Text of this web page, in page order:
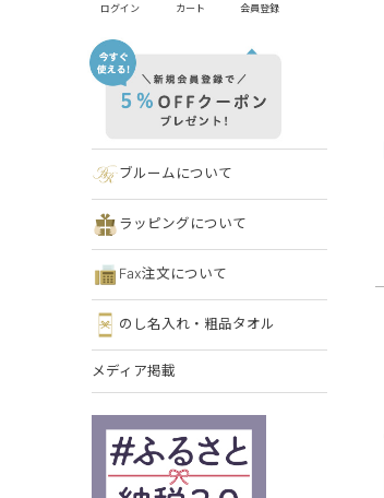
ログイン カート 会員登録
ブルームについて
ラッピングについて
Fax注文について
のし名入れ・粗品タオル
メディア掲載